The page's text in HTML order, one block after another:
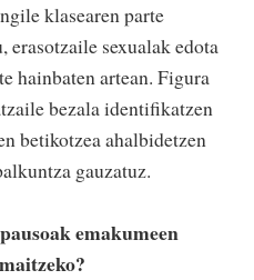
klasearen parte
sexualak edota
hainbaten artean. Figura
bezala identifikatzen
betikotzea ahalbidetzen
gauzatuz.
emakumeen